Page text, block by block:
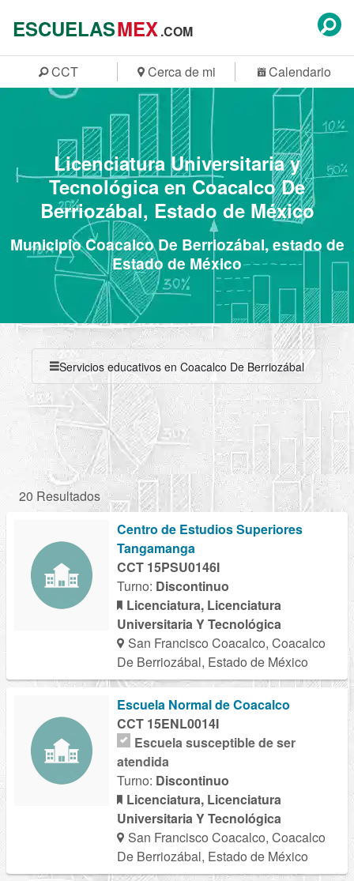
ESCUELASMEX.COM
CCT Cerca de mi Calendario
Licenciatura Universitaria y
Tecnológica en Coacalco De
Berriozábal, Estado de México
Municipio Coacalco De Berriozábal, estado de
Estado de México
Servicios educativos en Coacalco De Berriozábal
20 Resultados
Centro de Estudios Superiores
Tangamanga
CCT 15PSU0146I
Turno: Discontinuo
Licenciatura, Licenciatura
Universitaria Y Tecnológica
San Francisco Coacalco, Coacalco
De Berriozábal, Estado de México
Escuela Normal de Coacalco
CCT 15ENL0014I
Escuela susceptible de ser
atendida
Turno: Discontinuo
Licenciatura, Licenciatura
Universitaria Y Tecnológica
San Francisco Coacalco, Coacalco
De Berriozábal, Estado de México